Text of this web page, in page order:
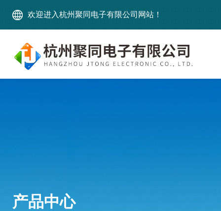
欢迎进入杭州聚同电子有限公司网站！
产品中心